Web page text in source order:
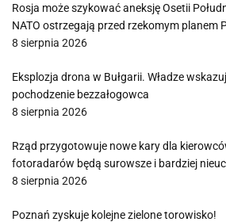
Rosja może szykować aneksję Osetii
NATO ostrzegają przed rzekomym planem
8 sierpnia 2026
Eksplozja drona w Bułgarii. Władze
pochodzenie bezzałogowca
8 sierpnia 2026
Rząd przygotowuje nowe kary dla
fotoradarów będą surowsze i bardziej
8 sierpnia 2026
Poznań zyskuje kolejne zielone torowisko!